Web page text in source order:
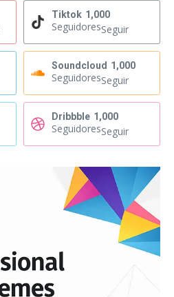
Tiktok 1,000
SeguidoresSeguir
Soundcloud 1,000
SeguidoresSeguir
Dribbble 1,000
SeguidoresSeguir